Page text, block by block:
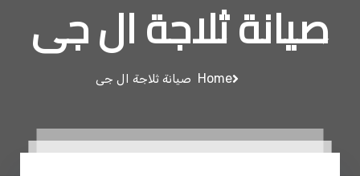
صيانة ثلاجة ال جى
Home صيانة ثلاجة ال جى